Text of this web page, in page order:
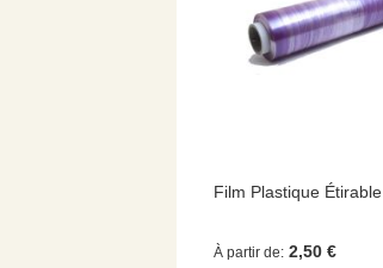
Film Plastique Étirable
À partir de 2,50 €